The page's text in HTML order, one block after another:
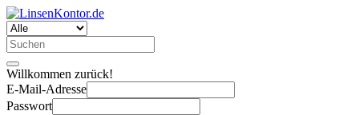
Willkommen zurück!
E-Mail-Adresse
Passwort